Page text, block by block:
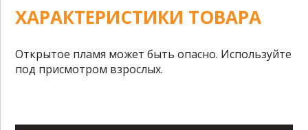
ХАРАКТЕРИСТИКИ ТОВАРА
Открытое пламя может быть опасно. Используйте
под присмотром взрослых.